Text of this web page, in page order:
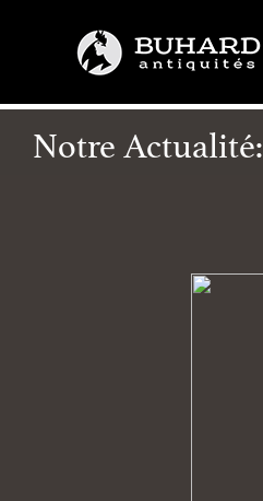
Notre Actualité: